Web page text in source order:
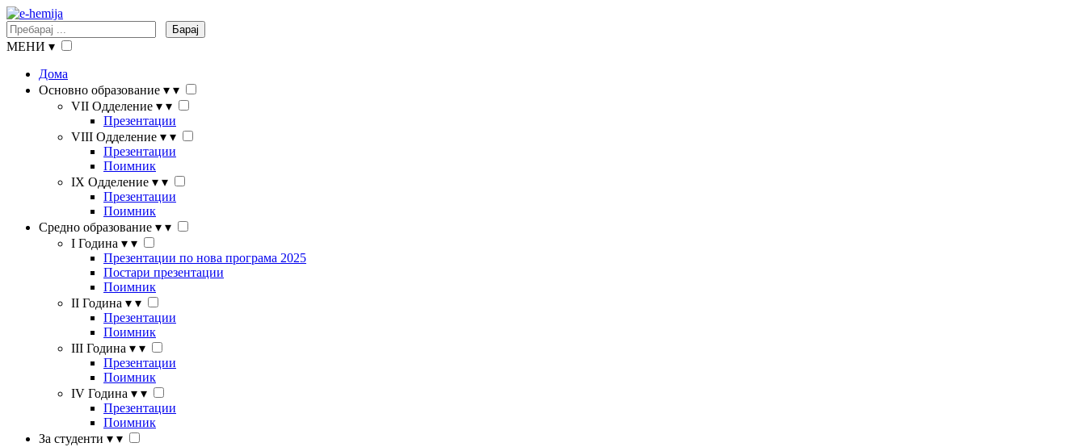
Барај
МЕНИ ▾
Дома
Основно образование ▾ ▾
VII Одделение ▾ ▾
Презентации
VIII Одделение ▾ ▾
Презентации
Поимник
IX Одделение ▾ ▾
Презентации
Поимник
Средно образование ▾ ▾
I Година ▾ ▾
Презентации по нова програма 2025
Постари презентации
Поимник
II Година ▾ ▾
Презентации
Поимник
III Година ▾ ▾
Презентации
Поимник
IV Година ▾ ▾
Презентации
Поимник
За студенти ▾ ▾